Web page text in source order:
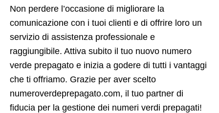
Non perdere l’occasione di migliorare la
comunicazione con i tuoi clienti e di offrire loro un
servizio di assistenza professionale e
raggiungibile. Attiva subito il tuo nuovo numero
verde prepagato e inizia a godere di tutti i vantaggi
che ti offriamo. Grazie per aver scelto
numeroverdeprepagato.com, il tuo partner di
fiducia per la gestione dei numeri verdi prepagati!